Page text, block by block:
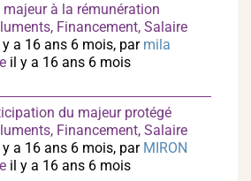
à la rémunération
Financement, Salaire
a 16 ans 6 mois, par mila
il y a 16 ans 6 mois
du majeur protégé
Financement, Salaire
a 16 ans 6 mois, par MIRON
il y a 16 ans 6 mois